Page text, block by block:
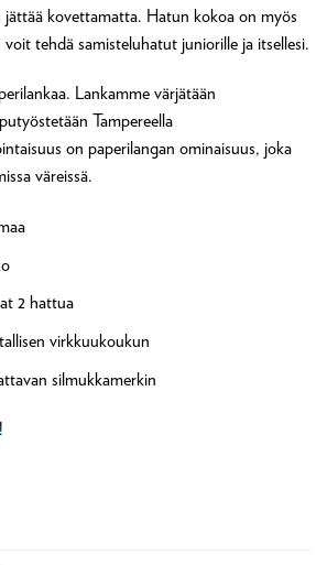
jättää kovettamatta. Hatun kokoa on myös
tehdä samisteluhatut juniorille ja itsellesi.
Lankamme värjätään
Tampereella
on paperilangan ominaisuus, joka
väreissä.
2 hattua
virkkuukoukun
silmukkamerkin
!